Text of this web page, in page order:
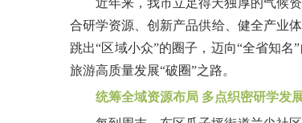
近年来，我市立足得天独厚的气候
合研学资源、创新产品供给、健全产业
跳出“区域小众”的圈子，迈向“全省知
旅游高质量发展“破圈”之路。
统筹全域资源布局 多点织密研学发